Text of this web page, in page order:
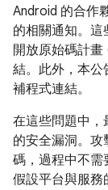
Android 的合作
的相關通知。
開放原始碼計畫
結。此外，本公
補程式連結。
在這些問題中，
的安全漏洞。
碼，過程中不需
假設平台與服務